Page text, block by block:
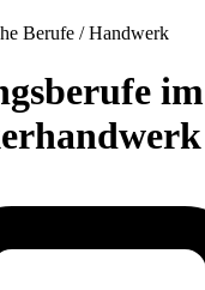
Berufe / Handwerk
im